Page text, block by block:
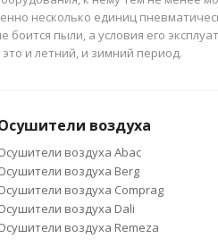
несколько единиц
боится пыли, а условия его
и летний, и зимний период.
воздуха
воздуха Abac
воздуха Berg
воздуха Comprag
воздуха Dali
воздуха Remeza